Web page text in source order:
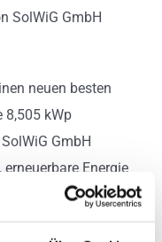
SolWiG GmbH
neuen besten
8,505 kWp
GmbH
Energie
liefert. ☀️🏡
für unser